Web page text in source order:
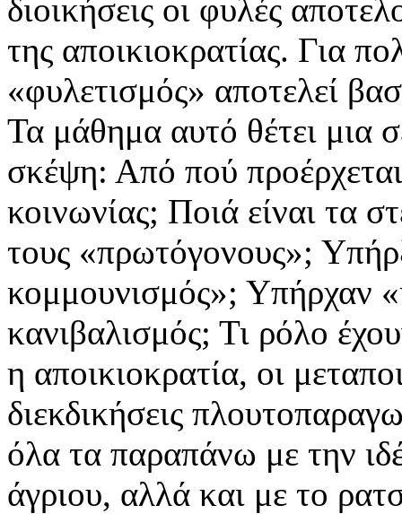
διοικήσεις οι φυλές
της αποικιοκρατίας. Για
«φυλετισμός» αποτελεί
Τα μάθημα αυτό θέτει μια
σκέψη: Από πού
κοινωνίας; Ποιά είναι τα
τους «πρωτόγονους»;
κομμουνισμός»; Υπήρχαν
κανιβαλισμός; Τι ρόλο
η αποικιοκρατία, οι
διεκδικήσεις
όλα τα παραπάνω με την
άγριου, αλλά και με το